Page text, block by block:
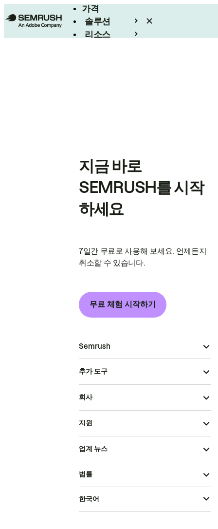
가격
솔루션
리소스
지금 바로
SEMRUSH를 시작
하세요
7일간 무료로 사용해 보세요. 언제든지
취소할 수 있습니다.
무료 체험 시작하기
Semrush
추가 도구
회사
지원
업계 뉴스
법률
한국어